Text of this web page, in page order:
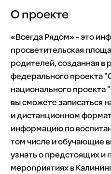
О проекте
«Всегда Рядом» - это
просветительская
родителей, созданная в
федерального проекта
национального проекта
вы сможете записаться
и дистанционном
информацию по
том числе и обучающие
узнать о предстоящих
мероприятиях в